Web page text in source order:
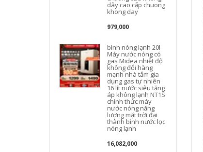
dây cao cấp chuong
khong day
979,000
bình nóng lạnh 20l
Máy nước nóng có
gas Midea nhiệt độ
không đổi hàng
mạnh nhà tắm gia
dụng gas tự nhiên
16 lít nước siêu tăng
áp không lạnh NT1S
chính thức máy
nước nóng năng
lượng mặt trời đại
thành bình nước lọc
nóng lạnh
16,082,000